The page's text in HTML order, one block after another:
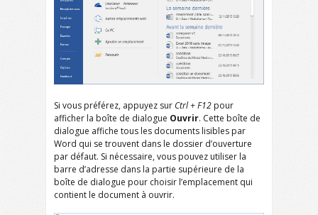
Si vous préférez, appuyez sur Ctrl + F12 pour
afficher la boîte de dialogue Ouvrir. Cette boîte de
dialogue affiche tous les documents lisibles par
Word qui se trouvent dans le dossier d’ouverture
par défaut. Si nécessaire, vous pouvez utiliser la
barre d’adresse dans la partie supérieure de la
boîte de dialogue pour choisir l’emplacement qui
contient le document à ouvrir.